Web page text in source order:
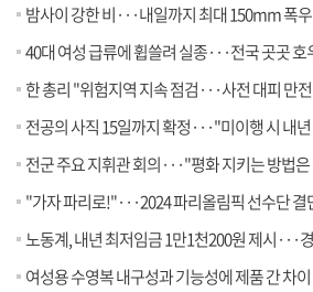
밤사이 강한 비···내일까지 최대 150mm 폭우
40대 여성 급류에 휩쓸려 실종···전국 곳곳 호
한 총리 "위험지역 지속 점검···사전 대피 만
전공의 사직 15일까지 확정···"미이행 시 내
전군 주요 지휘관 회의···"평화 지키는 방법
"가자 파리로!"···2024 파리올림픽 선수단 결
노동계, 내년 최저임금 1만1천200원 제시···경영
여성용 수영복 내구성과 기능성에 제품 간 차